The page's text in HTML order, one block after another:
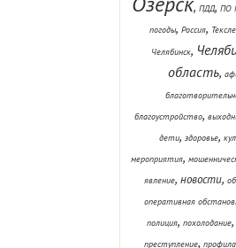
, ПДД, ПО
погоды, Россия,
Челябинск,
область,
благоустройство,
дети, здоровье,
мероприятия,
явление, новости,
оперативная
полиция, похолодание,
преступление,